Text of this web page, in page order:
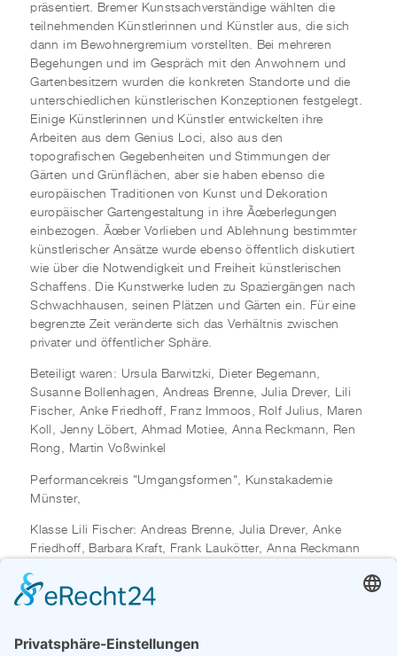
präsentiert. Bremer Kunstsachverständige wählten die
teilnehmenden Künstlerinnen und Künstler aus, die sich
dann im Bewohnergremium vorstellten. Bei mehreren
Begehungen und im Gespräch mit den Anwohnern und
Gartenbesitzern wurden die konkreten Standorte und die
unterschiedlichen künstlerischen Konzeptionen festgelegt.
Einige Künstlerinnen und Künstler entwickelten ihre
Arbeiten aus dem Genius Loci, also aus den
topografischen Gegebenheiten und Stimmungen der
Gärten und Grünflächen, aber sie haben ebenso die
europäischen Traditionen von Kunst und Dekoration
europäischer Gartengestaltung in ihre Ãœberlegungen
einbezogen. Ãœber Vorlieben und Ablehnung bestimmter
künstlerischer Ansätze wurde ebenso öffentlich diskutiert
wie über die Notwendigkeit und Freiheit künstlerischen
Schaffens. Die Kunstwerke luden zu Spaziergängen nach
Schwachhausen, seinen Plätzen und Gärten ein. Für eine
begrenzte Zeit veränderte sich das Verhältnis zwischen
privater und öffentlicher Sphäre.
Beteiligt waren: Ursula Barwitzki, Dieter Begemann,
Susanne Bollenhagen, Andreas Brenne, Julia Drever, Lili
Fischer, Anke Friedhoff, Franz Immoos, Rolf Julius, Maren
Koll, Jenny Löbert, Ahmad Motiee, Anna Reckmann, Ren
Rong, Martin Voßwinkel
Performancekreis "Umgangsformen", Kunstakademie
Münster,
Klasse Lili Fischer: Andreas Brenne, Julia Drever, Anke
Friedhoff, Barbara Kraft, Frank Laukötter, Anna Reckmann
LITERATUR